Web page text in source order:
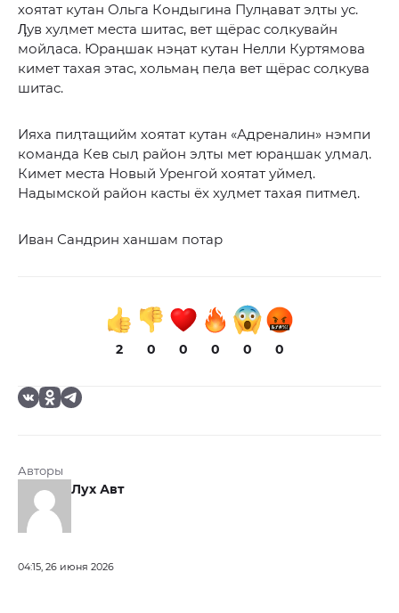
хоятат кутан Ольга Кондыгина Пулӊават эӆты ус.
Ӆув хуӆмет места шитас, вет щёрас соӆкувайн
мойӆаса. Юраӊшак нэӊат кутан Нелли Куртямова
кимет тахая этас, хольмаӊ пеӆа вет щёрас соӆкува
шитас.
Ияха пиӆтащийм хоятат кутан «Адреналин» нэмпи
команда Кев сыӆ район эӆты мет юраӊшак уӆмаӆ.
Кимет места Новый Уренгой хоятат уймеӆ.
Надымской район касты ёх хуӆмет тахая питмеӆ.
Иван Сандрин ханшам потар
2 0 0 0 0 0
Авторы
Лух Авт
04:15, 26 июня 2026